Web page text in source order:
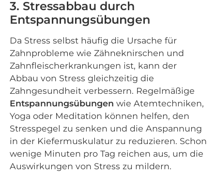
3. Stressabbau durch
Entspannungsübungen
Da Stress selbst häufig die Ursache für
Zahnprobleme wie Zähneknirschen und
Zahnfleischerkrankungen ist, kann der
Abbau von Stress gleichzeitig die
Zahngesundheit verbessern. Regelmäßige
Entspannungsübungen wie Atemtechniken,
Yoga oder Meditation können helfen, den
Stresspegel zu senken und die Anspannung
in der Kiefermuskulatur zu reduzieren. Schon
wenige Minuten pro Tag reichen aus, um die
Auswirkungen von Stress zu mildern.